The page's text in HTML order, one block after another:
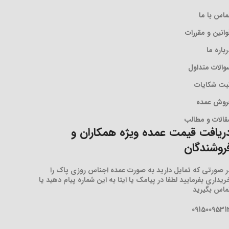
با ما
و مقررات
ما
متداول
شکایات
عمده
و مطالب
قیمت عمده ویژه همکاران و
صورتی که تمایل دارید به صورت عمده اجناس روزی پاک را
بفرمایید لطفا در پیامک یا ایتا به این شماره پیام دهید یا
بگیرید